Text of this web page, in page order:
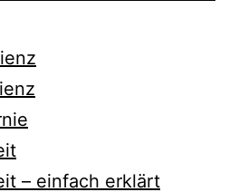
– einfach erklärt